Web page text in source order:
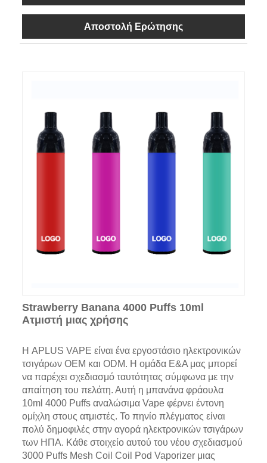
Αποστολή Ερώτησης
Strawberry Banana 4000 Puffs 10ml
Ατμιστή μιας χρήσης
Η APLUS VAPE είναι ένα εργοστάσιο ηλεκτρονικών
τσιγάρων OEM και ODM. Η ομάδα Ε&Α μας μπορεί
να παρέχει σχεδιασμό ταυτότητας σύμφωνα με την
απαίτηση του πελάτη. Αυτή η μπανάνα φράουλα
10ml 4000 Puffs αναλώσιμα Vape φέρνει έντονη
ομίχλη στους ατμιστές. Το πηνίο πλέγματος είναι
πολύ δημοφιλές στην αγορά ηλεκτρονικών τσιγάρων
των ΗΠΑ. Κάθε στοιχείο αυτού του νέου σχεδιασμού
3000 Puffs Mesh Coil Coil Pod Vaporizer μιας